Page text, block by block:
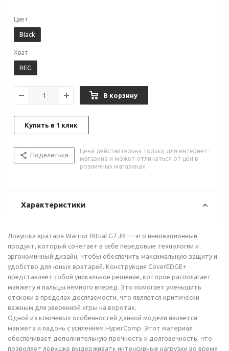
Цвет
Black
Хват
REG
В корзину
Купить в 1 клик
Поделиться
Цена действительна только для интернет-
магазина и может отличаться от цен в
розничных магазинах
Характеристики
Ловушка вратаря Warrior Ritual G7 JR — это инновационный
продукт, который сочетает в себе передовые технологии и
эргономичный дизайн, чтобы обеспечить максимальную защиту и
удобство для юных вратарей. Конструкция CoverEDGE+
представляет собой уникальное решение, которое располагает
манжету и пальцы немного вперед. Это помогает уменьшить
отскоки в пределах досягаемости, что является критически
важным для уверенной игры на воротах.
Одной из ключевых особенностей данной модели является
манжета и ладонь с усилением HyperComp. Этот материал
обеспечивает дополнительную прочность и долговечность, что
позволяет ловушке выдерживать интенсивные нагрузки во время